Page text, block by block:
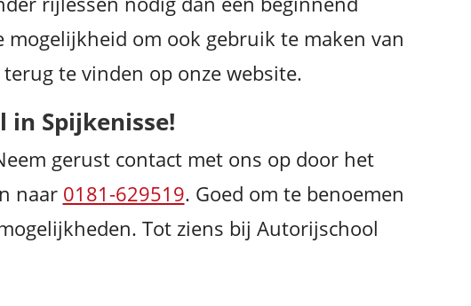
om ook gebruik te maken van
te vinden op onze website.
Spijkenisse!
gerust contact met ons op door het
naar 0181-629519. Goed om te benoemen
Tot ziens bij Autorijschool